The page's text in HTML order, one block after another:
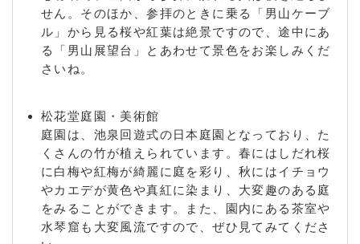
/ 八幡隅田口 / 八幡千束 / 八幡双栗 / 八幡園内 / 八幡
高畑 / 八幡高坊 / 八幡旦所 / 八幡月夜田 / 八幡土井 /
八幡東林 / 八幡苗田 / 八幡長谷 / 八幡中ノ山 / 八幡長
町 / 八幡名残 / 八幡西島 / 八幡西高坊 / 八幡馬場 / 八
幡番賀 / 八幡東浦 / 八幡東島 / 八幡備前 / 八幡樋ノ口
福禄谷 / 八幡舞台 / 八幡松原 / 八幡南山 / 八幡武蔵芝
/ 八幡森 / 八幡森垣内 / 八幡焼木 / 八幡八萩 / 八幡山
路 / 八幡山下 / 八幡山柴 / 八幡山田 / 八幡山本 / 八幡
吉野 / 八幡吉野垣内 / 八幡吉原 / 八幡渡ル瀬
せん。そのほか、参拝のときに乗る「男山ケーブ
ル」から見る桜や紅葉は絶景ですので、途中にあ
る「男山展望台」とあわせて景色をお楽しみくだ
さいね。
松花堂庭園・美術館
庭園は、池泉回遊式の日本庭園となっており、た
くさんの竹が植えられています。春にはしだれ桜
に白梅や紅梅が綺麗に庭を彩り、秋にはイチョウ
やカエデが黄色や真紅に染まり、大変趣のある庭
をみることができます。また、園内にある茶室や
水琴窟も大変風流ですので、ぜひ見てみてくださ